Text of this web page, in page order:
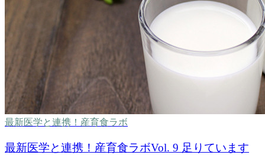
最新医学と連携！産育食ラボ
最新医学と連携！産育食ラボVol. 9 足りています